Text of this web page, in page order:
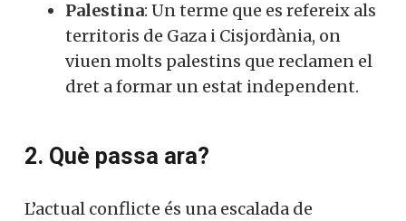
Palestina: Un terme que es refereix als
territoris de Gaza i Cisjordània, on
viuen molts palestins que reclamen el
dret a formar un estat independent.
2. Què passa ara?
L’actual conflicte és una escalada de